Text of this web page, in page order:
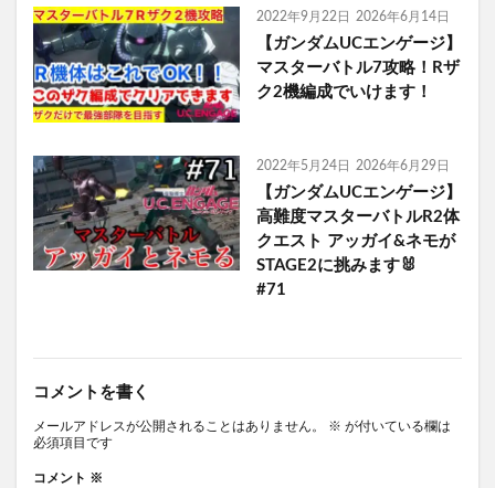
2022年9月22日 2026年6月14日
【ガンダムUCエンゲージ】
マスターバトル7攻略！Rザ
ク2機編成でいけます！
2022年5月24日 2026年6月29日
【ガンダムUCエンゲージ】
高難度マスターバトルR2体
クエスト アッガイ&ネモが
STAGE2に挑みます🐰
#71
コメントを書く
メールアドレスが公開されることはありません。 ※ が付いている欄は
必須項目です
コメント ※